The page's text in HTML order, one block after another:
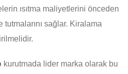
ısıtma maliyetlerini önceden
sağlar. Kiralama
kurutmada lider marka olarak bu